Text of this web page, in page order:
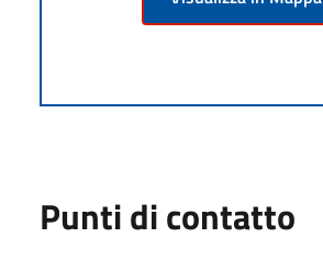
Punti di contatto